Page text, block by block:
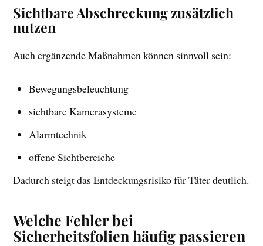
Sichtbare Abschreckung zusätzlich
nutzen
Auch ergänzende Maßnahmen können sinnvoll sein:
Bewegungsbeleuchtung
sichtbare Kamerasysteme
Alarmtechnik
offene Sichtbereiche
Dadurch steigt das Entdeckungsrisiko für Täter deutlich.
Welche Fehler bei
Sicherheitsfolien häufig passieren